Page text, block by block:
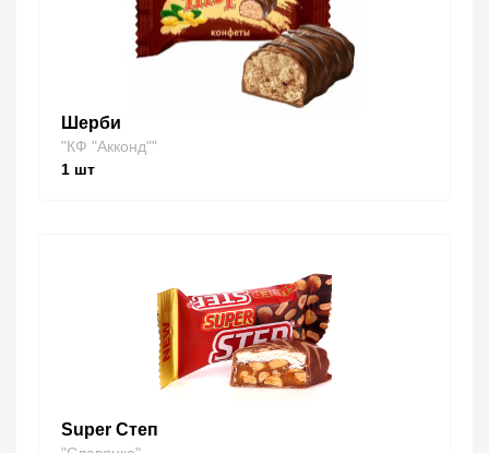
Шерби
"КФ "Акконд""
1 шт
Super Степ